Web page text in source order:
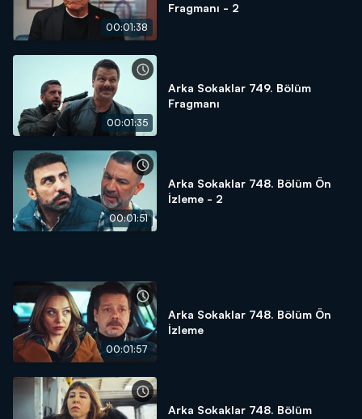
00:01:38
Fragmanı - 2
00:01:35
Arka Sokaklar 749. Bölüm
Fragmanı
00:01:51
Arka Sokaklar 748. Bölüm Ön
İzleme - 2
00:01:57
Arka Sokaklar 748. Bölüm Ön
İzleme
Arka Sokaklar 748. Bölüm